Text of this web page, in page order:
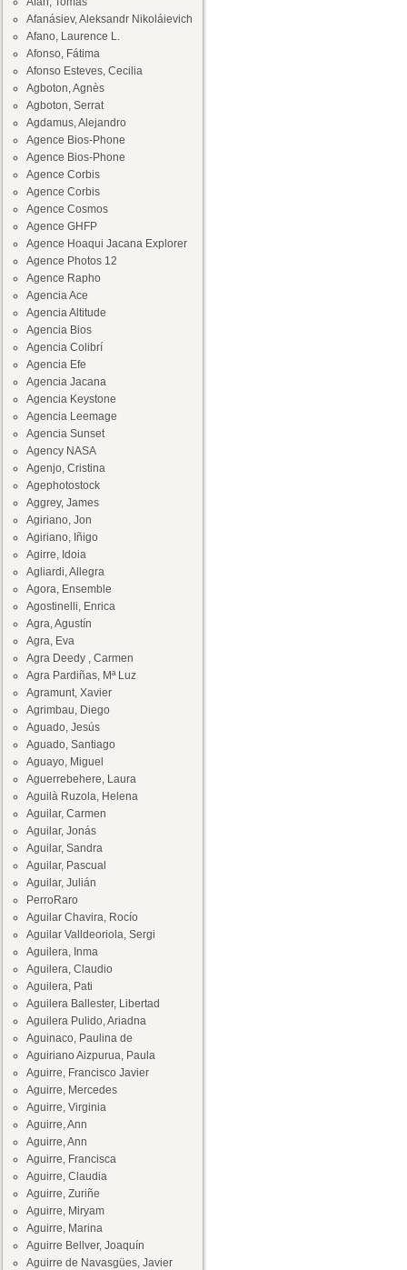
Afanásiev, Aleksandr Nikoláievich
Afano, Laurence L.
Afonso, Fátima
Afonso Esteves, Cecilia
Agboton, Agnès
Agboton, Serrat
Agdamus, Alejandro
Agence Bios-Phone
Agence Bios-Phone
Agence Corbis
Agence Corbis
Agence Cosmos
Agence GHFP
Agence Hoaqui Jacana Explorer
Agence Photos 12
Agence Rapho
Agencia Ace
Agencia Altitude
Agencia Bios
Agencia Colibrí
Agencia Efe
Agencia Jacana
Agencia Keystone
Agencia Leemage
Agencia Sunset
Agency NASA
Agenjo, Cristina
Agephotostock
Aggrey, James
Agiriano, Jon
Agiriano, Iñigo
Agirre, Idoia
Agliardi, Allegra
Agora, Ensemble
Agostinelli, Enrica
Agra, Agustín
Agra, Eva
Agra Deedy , Carmen
Agra Pardiñas, Mª Luz
Agramunt, Xavier
Agrimbau, Diego
Aguado, Jesús
Aguado, Santiago
Aguayo, Miguel
Aguerrebehere, Laura
Aguilà Ruzola, Helena
Aguilar, Carmen
Aguilar, Jonás
Aguilar, Sandra
Aguilar, Pascual
Aguilar, Julián
PerroRaro
Aguilar Chavira, Rocío
Aguilar Valldeoriola, Sergi
Aguilera, Inma
Aguilera, Claudio
Aguilera, Pati
Aguilera Ballester, Libertad
Aguilera Pulido, Ariadna
Aguinaco, Paulina de
Aguiriano Aizpurua, Paula
Aguirre, Francisco Javier
Aguirre, Mercedes
Aguirre, Virginia
Aguirre, Ann
Aguirre, Ann
Aguirre, Francisca
Aguirre, Claudia
Aguirre, Zuriñe
Aguirre, Miryam
Aguirre, Marina
Aguirre Bellver, Joaquín
Aguirre de Navasgües, Javier